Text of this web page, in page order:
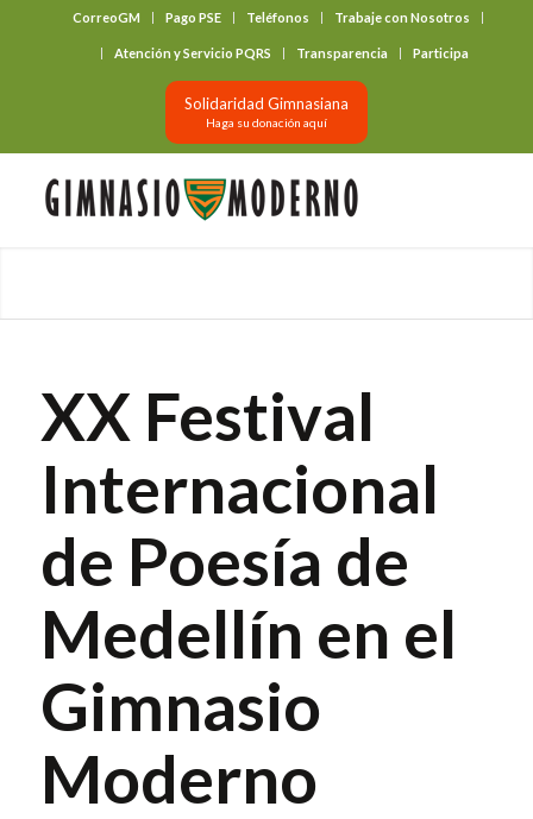
CorreoGM Pago PSE Teléfonos Trabaje con Nosotros
Atención y Servicio PQRS Transparencia Participa
Solidaridad Gimnasiana
Haga su donación aquí
XX Festival
Internacional
de Poesía de
Medellín en el
Gimnasio
Moderno